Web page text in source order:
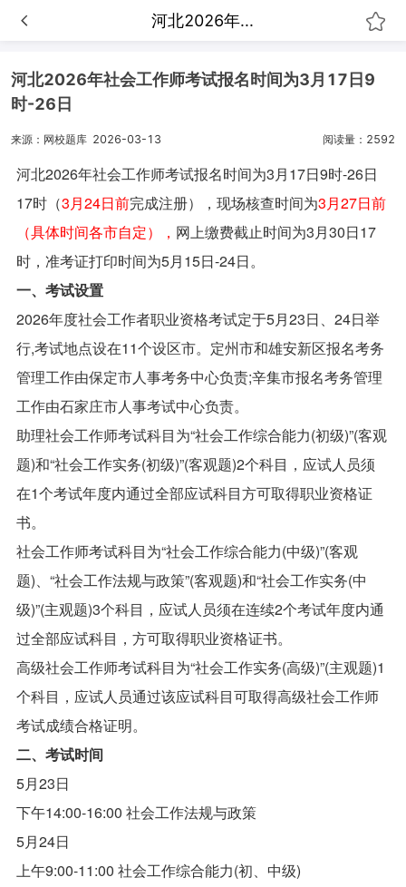
河北2026年...
河北2026年社会工作师考试报名时间为3月17日9
时-26日
来源：网校题库 2026-03-13 阅读量：2592
河北2026年社会工作师考试报名时间为3月17日9时-26日
17时（3月24日前完成注册），现场核查时间为3月27日前
（具体时间各市自定）， 网上缴费截止时间为3月30日17
时，准考证打印时间为5月15日-24日。
一、考试设置
2026年度社会工作者职业资格考试定于5月23日、24日举
行,考试地点设在11个设区市。定州市和雄安新区报名考务
管理工作由保定市人事考务中心负责;辛集市报名考务管理
工作由石家庄市人事考试中心负责。
助理社会工作师考试科目为“社会工作综合能力(初级)”(客观
题)和“社会工作实务(初级)”(客观题)2个科目，应试人员须
在1个考试年度内通过全部应试科目方可取得职业资格证
书。
社会工作师考试科目为“社会工作综合能力(中级)”(客观
题)、“社会工作法规与政策”(客观题)和“社会工作实务(中
级)”(主观题)3个科目，应试人员须在连续2个考试年度内通
过全部应试科目，方可取得职业资格证书。
高级社会工作师考试科目为“社会工作实务(高级)”(主观题)1
个科目，应试人员通过该应试科目可取得高级社会工作师
考试成绩合格证明。
二、考试时间
5月23日
下午14:00-16:00 社会工作法规与政策
5月24日
上午9:00-11:00 社会工作综合能力(初、中级)